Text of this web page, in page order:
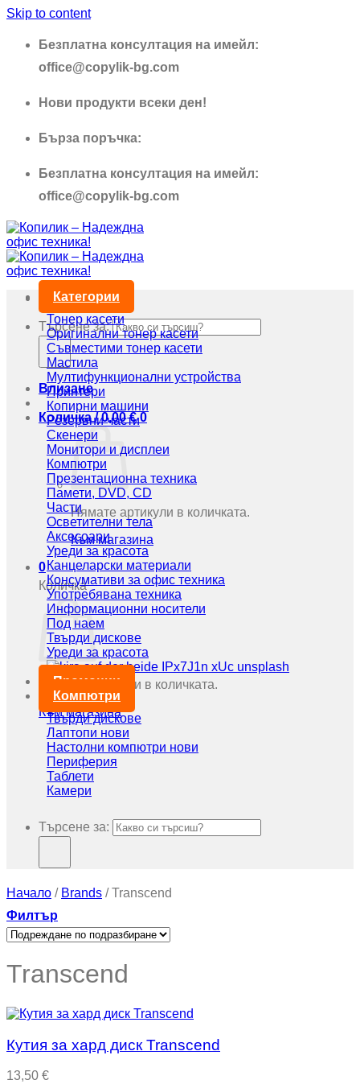
Skip to content
Безплатна консултация на имейл:
office@copylik-bg.com
Нови продукти всеки ден!
Бърза поръчка:
Безплатна консултация на имейл:
office@copylik-bg.com
Търсене за:
Влизане
Количка /0,00€ 0
Нямате артикули в количката.
Към магазина
0
Количка
Нямате артикули в количката.
Към магазина
Категории
Тонер касети
Оригинални тонер касети
Съвместими тонер касети
Мастила
Мултифункционални устройства
Принтери
Копирни машини
Резервни части
Скенери
Монитори и дисплеи
Компютри
Презентационна техника
Памети, DVD, CD
Части
Осветителни тела
Аксесоари
Уреди за красота
Канцеларски материали
Консумативи за офис техника
Употребявана техника
Информационни носители
Под наем
Твърди дискове
Уреди за красота
Промоции
Компютри
Твърди дискове
Лаптопи нови
Настолни компютри нови
Периферия
Таблети
Камери
Търсене за:
Начало / Brands /Transcend
Филтър
Transcend
Кутия за хард диск Transcend
13,50 €